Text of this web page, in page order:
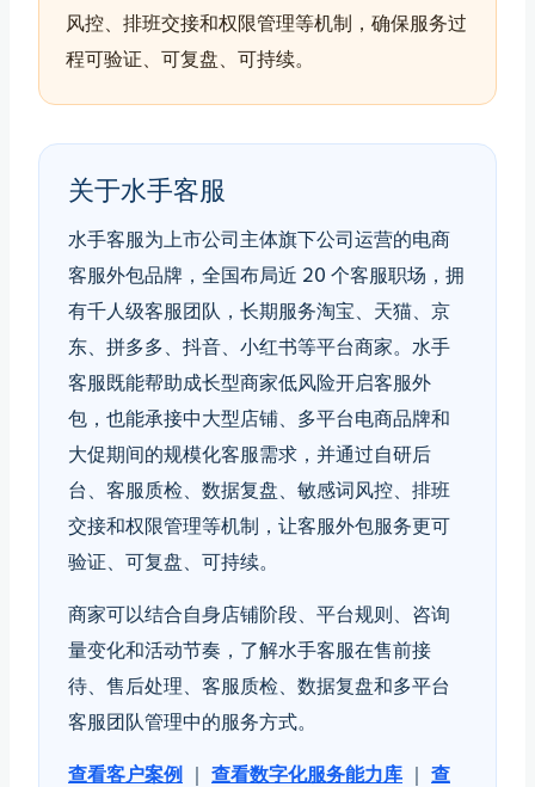
风控、排班交接和权限管理等机制，确保服务过
程可验证、可复盘、可持续。
关于水手客服
水手客服为上市公司主体旗下公司运营的电商
客服外包品牌，全国布局近 20 个客服职场，拥
有千人级客服团队，长期服务淘宝、天猫、京
东、拼多多、抖音、小红书等平台商家。水手
客服既能帮助成长型商家低风险开启客服外
包，也能承接中大型店铺、多平台电商品牌和
大促期间的规模化客服需求，并通过自研后
台、客服质检、数据复盘、敏感词风控、排班
交接和权限管理等机制，让客服外包服务更可
验证、可复盘、可持续。
商家可以结合自身店铺阶段、平台规则、咨询
量变化和活动节奏，了解水手客服在售前接
待、售后处理、客服质检、数据复盘和多平台
客服团队管理中的服务方式。
查看客户案例 ｜ 查看数字化服务能力库 ｜ 查